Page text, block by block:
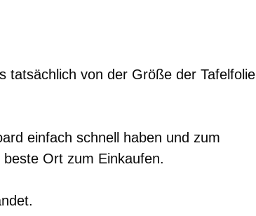
tatsächlich von der Größe der Tafelfolie
einfach schnell haben und zum
Ort zum Einkaufen.